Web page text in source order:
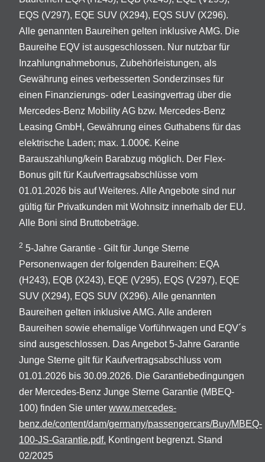
EQS (V297), EQE SUV (X294), EQS SUV (X296).
Alle genannten Baureihen gelten inklusive AMG. Die
Baureihe EQV ist ausgeschlossen. Nur nutzbar für
Inzahlungnahmebonus, Zubehörleistungen, als
Gewährung eines verbesserten Sonderzinses für
einen Finanzierungs- oder Leasingvertrag über die
Mercedes-Benz Mobility AG bzw. Mercedes-Benz
Leasing GmbH, Gewährung eines Guthabens für das
elektrische Laden; max. 1.000€. Keine
Barauszahlung/kein Barabzug möglich. Der Flex-
Bonus gilt für Kaufvertragsabschlüsse vom
01.01.2026 bis auf Weiteres. Alle Angebote sind nur
gültig für Privatkunden mit Wohnsitz innerhalb der EU.
Alle Boni sind Bruttobeträge.
2 5-Jahre Garantie - Gilt für Junge Sterne
Personenwagen der folgenden Baureihen: EQA
(H243), EQB (X243), EQE (V295), EQS (V297), EQE
SUV (X294), EQS SUV (X296). Alle genannten
Baureihen gelten inklusive AMG. Alle anderen
Baureihen sowie ehemalige Vorführwagen und EQV´s
sind ausgeschlossen. Das Angebot 5-Jahre Garantie
Junge Sterne gilt für Kaufvertragsabschluss vom
01.01.2026 bis 30.09.2026. Die Garantiebedingungen
der Mercedes-Benz Junge Sterne Garantie (MBEQ-
100) finden Sie unter www.mercedes-
benz.de/content/dam/germany/passengercars/Buy/MBEQ-
100-JS-Garantie.pdf. Kontingent begrenzt. Stand
02/2025